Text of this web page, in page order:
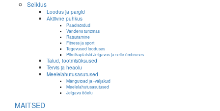
Seiklus
Loodus ja pargid
Aktiivne puhkus
Paadisõidud
Vandens turizmas
Ratsutamine
Fitness ja sport
Tegevused looduses
Piknikuplatsid Jelgavas ja selle ümbruses
Talud, tootmisüksused
Tervis ja heaolu
Meelelahutusasutused
Mängutoad ja -väljakud
Meelelahutusasutused
Jelgava ööelu
MAITSED